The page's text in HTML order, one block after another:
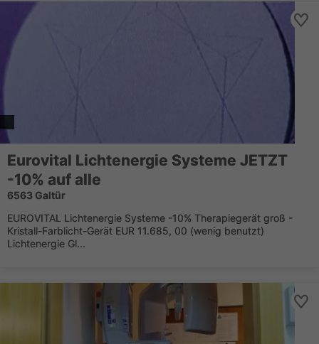
Eurovital Lichtenergie Systeme JETZT
-10% auf alle
6563 Galtür
EUROVITAL Lichtenergie Systeme -10% Therapiegerät groß -
Kristall-Farblicht-Gerät EUR 11.685, 00 (wenig benutzt)
Lichtenergie Gl...